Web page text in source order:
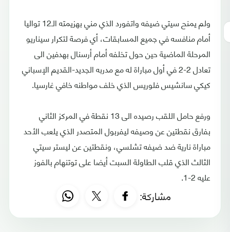
ولم يمنح سيتي ضيفه واتفورد الذي مني بهزيمته الـ12 تواليا
أمام منافسه في جميع المسابقات، أي فرصة لتكرار سيناريو
المرحلة الماضية حين حول تخلفه أمام أرسنال بهدفين الى
تعادل 2-2 في أول مباراة له مع مدربه الجديد-القديم الإسباني
كيكي سانشيس فلوريس الذي خلف مواطنه خافي غارسيا.
ورفع حامل اللقب رصيده الى 13 نقطة في المركز الثاني
بفارق نقطتين عن وصيفه ليفربول المتصدر الذي يلعب الأحد
مباراة نارية ضد ضيفه تشلسي، ونقطتين عن ليستر سيتي
الثالث الذي قلب الطاولة السبت أيضا على توتنهام بالفوز
عليه 2-1.
مشاركة: